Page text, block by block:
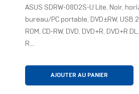
ASUS SDRW-08D2S-U Lite, Noir,
bureau/PC portable, DVD±RW, USB
ROM, CD-RW, DVD, DVD+R, DVD+R
R,...
AJOUTER AU PANIER